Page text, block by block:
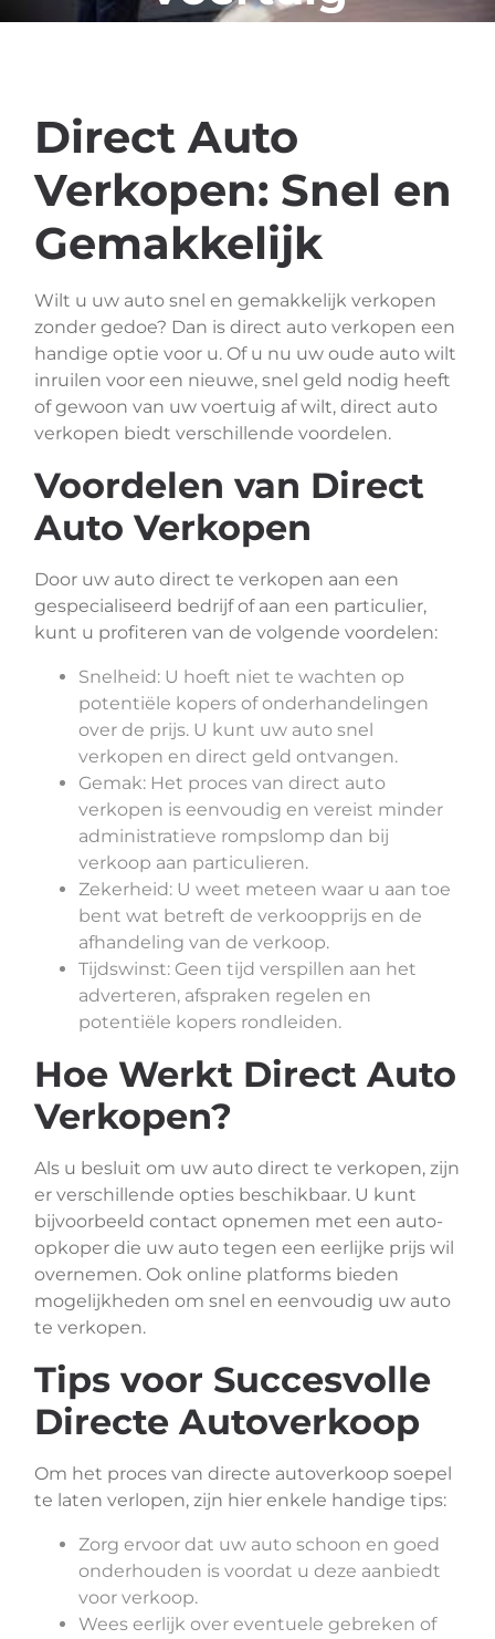
Direct Auto
Verkopen: Snel en
Gemakkelijk
Wilt u uw auto snel en gemakkelijk verkopen
zonder gedoe? Dan is direct auto verkopen een
handige optie voor u. Of u nu uw oude auto wilt
inruilen voor een nieuwe, snel geld nodig heeft
of gewoon van uw voertuig af wilt, direct auto
verkopen biedt verschillende voordelen.
Voordelen van Direct
Auto Verkopen
Door uw auto direct te verkopen aan een
gespecialiseerd bedrijf of aan een particulier,
kunt u profiteren van de volgende voordelen:
Snelheid: U hoeft niet te wachten op
potentiële kopers of onderhandelingen
over de prijs. U kunt uw auto snel
verkopen en direct geld ontvangen.
Gemak: Het proces van direct auto
verkopen is eenvoudig en vereist minder
administratieve rompslomp dan bij
verkoop aan particulieren.
Zekerheid: U weet meteen waar u aan toe
bent wat betreft de verkoopprijs en de
afhandeling van de verkoop.
Tijdswinst: Geen tijd verspillen aan het
adverteren, afspraken regelen en
potentiële kopers rondleiden.
Hoe Werkt Direct Auto
Verkopen?
Als u besluit om uw auto direct te verkopen, zijn
er verschillende opties beschikbaar. U kunt
bijvoorbeeld contact opnemen met een auto-
opkoper die uw auto tegen een eerlijke prijs wil
overnemen. Ook online platforms bieden
mogelijkheden om snel en eenvoudig uw auto
te verkopen.
Tips voor Succesvolle
Directe Autoverkoop
Om het proces van directe autoverkoop soepel
te laten verlopen, zijn hier enkele handige tips:
Zorg ervoor dat uw auto schoon en goed
onderhouden is voordat u deze aanbiedt
voor verkoop.
Wees eerlijk over eventuele gebreken of